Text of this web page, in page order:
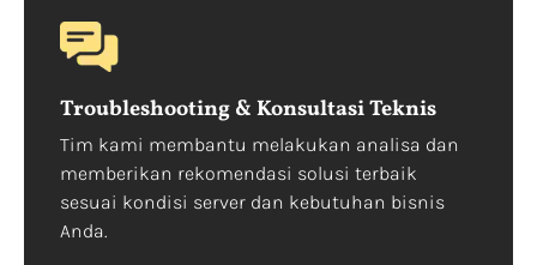
Troubleshooting & Konsultasi Teknis
Tim kami membantu melakukan analisa dan
memberikan rekomendasi solusi terbaik
sesuai kondisi server dan kebutuhan bisnis
Anda.